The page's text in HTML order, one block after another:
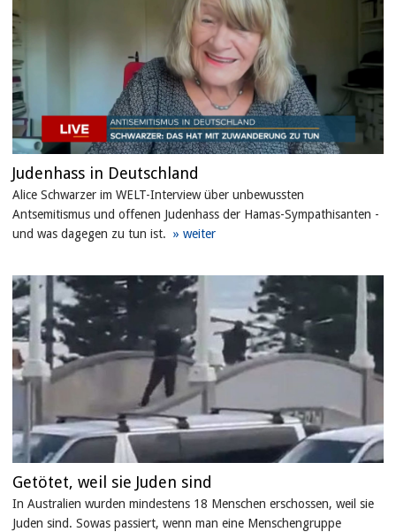
Judenhass in Deutschland
Alice Schwarzer im WELT-Interview über unbewussten
Antsemitismus und offenen Judenhass der Hamas-Sympathisanten -
und was dagegen zu tun ist.
Getötet, weil sie Juden sind
In Australien wurden mindestens 18 Menschen erschossen, weil sie
Juden sind. Sowas passiert, wenn man eine Menschengruppe